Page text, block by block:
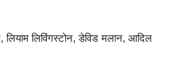
लिविंगस्टोन, डेविड मलान, आदिल